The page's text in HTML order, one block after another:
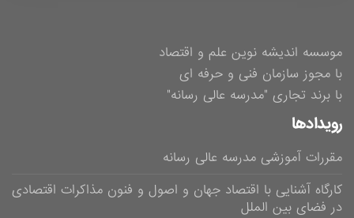
موسسه اندیشه نوین علم و اقتصاد
با مجوز سازمان فنی و حرفه ای
با برند تجاری "مدرسه عالی رسانه"
رویدادها
مقررات آموزشی مدرسه عالی رسانه
کارگاه آشنایی با اقتصاد جهان و اصول و فنون مذاکرات اقتصادی
در فضای بین الملل